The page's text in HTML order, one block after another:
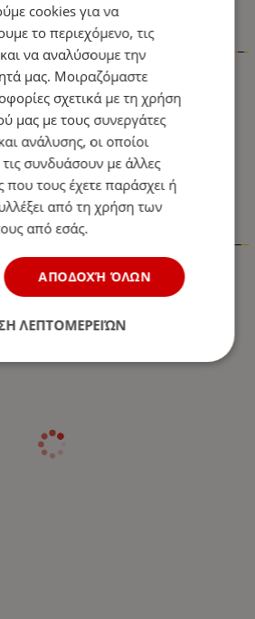
Πληροφορίες
Chrome Vanadium Ατσάλι
και κλείνει
6,7,8,9,10,11,12,13,14,15,16,17,18,19,22,
αλλά και επαγγελματική χρήση.
cookies για να
το περιεχόμενο, τις
να αναλύσουμε την
μας. Μοιραζόμαστε
σχετικά με τη χρήση
μας με τους συνεργάτες
ανάλυσης, οι οποίοι
τις συνδυάσουν με άλλες
που τους έχετε παράσχει ή
από τη χρήση των
από εσάς.
ΑΠΟΔΟΧΉ ΌΛΩΝ
ΛΕΠΤΟΜΕΡΕΙΏΝ